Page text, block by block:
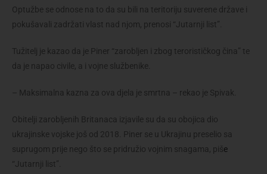
Optužbe se odnose na to da su bili na teritoriju suverene države i
pokušavali zadržati vlast nad njom, prenosi “Jutarnji list”.
Tužitelj je kazao da je Piner “zarobljen i zbog terorističkog čina” te
da je napao civile, a i vojne službenike.
– Maksimalna kazna za ova djela je smrtna – rekao je Spivak.
Obitelji zarobljenih Britanaca izjavile su da su obojica dio
ukrajinske vojske još od 2018. Piner se u Ukrajinu preselio sa
suprugom prije nego što se pridružio vojnim snagama, piše
“Jutarnji list”.